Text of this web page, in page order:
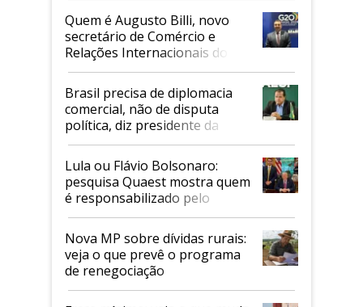
Quem é Augusto Billi, novo
secretário de Comércio e
Relações Internacionais do
Mapa
Brasil precisa de diplomacia
comercial, não de disputa
política, diz presidente da
Faesp
Lula ou Flávio Bolsonaro:
pesquisa Quaest mostra quem
é responsabilizado pelo
tarifaço dos EUA
Nova MP sobre dívidas rurais:
veja o que prevê o programa
de renegociação